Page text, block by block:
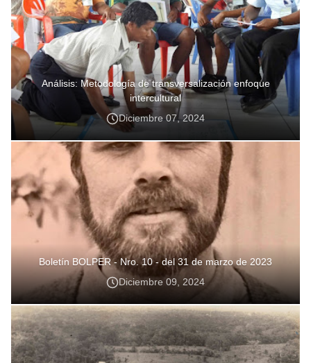
Análisis: Metodología de transversalización enfoque
intercultural
Diciembre 07, 2024
Boletín BOLPER - Nro. 10 - del 31 de marzo de 2023
Diciembre 09, 2024